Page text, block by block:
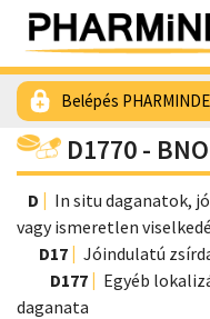
Belépés
D1770 -
D
In situ daganatok,
vagy ismeretlen
D17
Jóindulatú
D177
Egyéb
daganata